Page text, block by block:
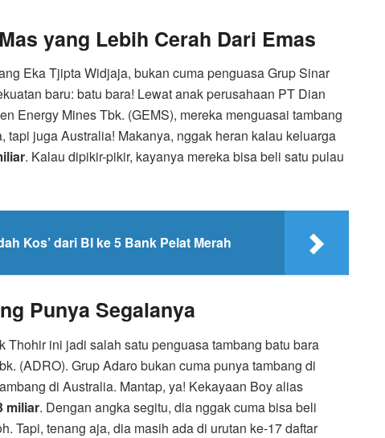
yang Lebih Cerah Dari Emas
Eka Tjipta Widjaja, bukan cuma penguasa Grup Sinar
baru: batu bara! Lewat anak perusahaan PT Dian
Energy Mines Tbk. (GEMS), mereka menguasai tambang
tapi juga Australia! Makanya, nggak heran kalau keluarga
. Kalau dipikir-pikir, kayanya mereka bisa beli satu pulau
Kos’ dari BI ke 5 Bank Pelat Merah
Punya Segalanya
ini jadi salah satu penguasa tambang batu bara
(ADRO). Grup Adaro bukan cuma punya tambang di
di Australia. Mantap, ya! Kekayaan Boy alias
miliar. Dengan angka segitu, dia nggak cuma bisa beli
Tapi, tenang aja, dia masih ada di urutan ke-17 daftar